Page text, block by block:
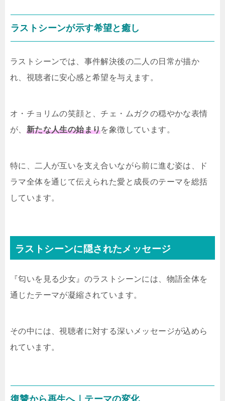
ラストシーンが示す希望と癒し
ラストシーンでは、事件解決後の二人の日常が描か
れ、視聴者に安心感と希望を与えます。
オ・チョリムの笑顔と、チェ・ムガクの穏やかな表情
が、 新たな人生の始まりを象徴しています。
特に、二人が互いを支え合いながら前に進む姿は、ド
ラマ全体を通じて伝えられた愛と成長のテーマを総括
しています。
ラストシーンに隠されたメッセージ
『匂いを見る少女』のラストシーンには、物語全体を
通じたテーマが凝縮されています。
その中には、視聴者に対する深いメッセージが込めら
れています。
復讐から再生へ｜テーマの変化